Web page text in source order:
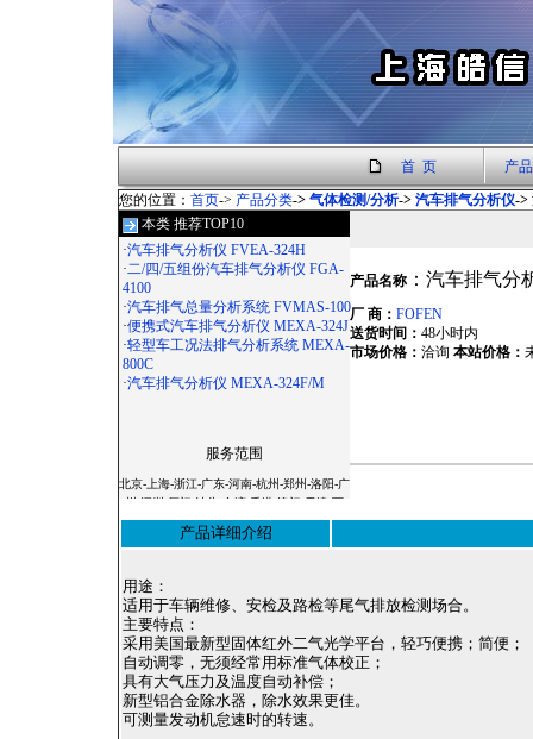
首 页
产
您的位置： 首页-> 产品分类-> 气体检测/分析-> 汽车排气分析仪->
本类 推荐TOP10
·汽车排气分析仪 FVEA-324H
·二/四/五组份汽车排气分析仪 FGA-
4100
·汽车排气总量分析系统 FVMAS-100
·便携式汽车排气分析仪 MEXA-324J
·轻型车工况法排气分析系统 MEXA-
800C
·汽车排气分析仪 MEXA-324F/M
服务范围
北京-上海-浙江-广东-河南-杭州-郑州-洛阳-广
州-深圳-厦门-汕头-台湾-香港-澳门-天津-西
安-宝鸡-杭州-温州-常州-无锡-苏州-南京-镇
江-扬州-南通-合肥-徐州-常熟-石家庄-太原-呼
昌-济南-郑州-武汉-长沙-广州-南宁-海口-成
都-贵阳-昆明-拉萨-西安-兰州-西宁-银川-乌鲁
木齐-杭州-沈阳-长春-哈尔滨-济南-武汉-广州-
南宁-成都 -西安-大连-宁波-厦门-青岛-深圳-
杭州-淮安-连云港-昆山-嘉兴-湖州-秦皇岛-邯
郸-邢台-保定-张家口-承德-廊坊-呼和浩特-鞍
山-大庆-锦州-铁岭-盘锦-湛江-萧山-辽宁-淄
博-九寨沟-宁夏-绵阳-云南-朝阳-陕西-青海-北
海-吉林-苏州-昆山-无锡-镇江-常州-连云港-淮
产品名称 ：汽车排气分
厂 商： FOFEN
送货时间： 48小时内
市场价格： 洽询 本站价格：
产品详细介绍
用途：
适用于车辆维修、安检及路检等尾气排放检测场合。
主要特点：
采用美国最新型固体红外二气光学平台，轻巧便携；简便；
自动调零，无须经常用标准气体校正；
具有大气压力及温度自动补偿；
新型铝合金除水器，除水效果更佳。
可测量发动机怠速时的转速。